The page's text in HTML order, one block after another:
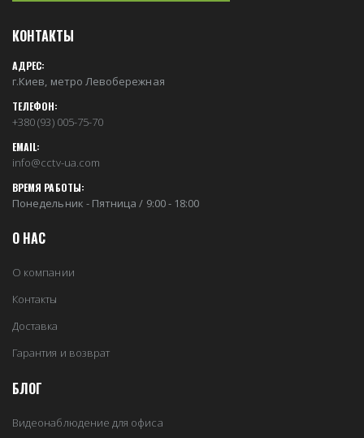
КОНТАКТЫ
АДРЕС:
г.Киев, метро Левобережная
ТЕЛЕФОН:
+380 (93) 005-75-70
EMAIL:
info@cctv-ua.com
ВРЕМЯ РАБОТЫ:
Понедельник - Пятница / 9:00 - 18:00
О НАС
О компании
Контакты
Доставка
Гарантия и возврат
БЛОГ
Видеонаблюдение для офиса